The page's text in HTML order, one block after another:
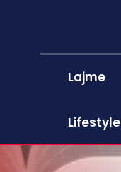
Lajme
Lifestyle